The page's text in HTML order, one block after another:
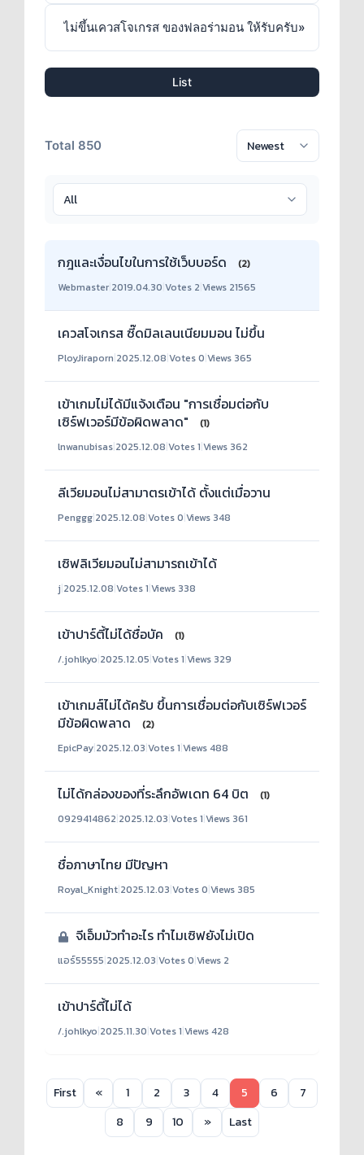
ไม่ขึ้นเควสโจเกรส ของฟลอร่ามอน ให้รับครับ»
List
Total 850
กฎและเงื่อนไขในการใช้เว็บบอร์ด
(2)
Webmaster 2019.04.30 Votes 2 Views 21565
เควสโจเกรส ซี๊ดมิลเลนเนียมมอน ไม่ขึ้น
PloyJiraporn|2025.12.08|Votes 0|Views 365
เข้าเกมไม่ได้มีแจ้งเตือน "การเชื่อมต่อกับ
เซิร์ฟเวอร์มีข้อผิดพลาด"
(1)
lnwanubisas|2025.12.08|Votes 1|Views 362
ลีเวียมอนไม่สามาตรเข้าได้ ตั้งแต่เมื่อวาน
Penggg|2025.12.08|Votes 0|Views 348
เซิฟลิเวียมอนไม่สามารถเข้าได้
j|2025.12.08|Votes 1|Views 338
เข้าปาร์ตี้ไม่ได้ชื่อบัค
(1)
/.johlkyo|2025.12.05|Votes 1|Views 329
เข้าเกมส์ไม่ได้ครับ ขึ้นการเชื่อมต่อกับเซิร์ฟเวอร์
มีข้อผิดพลาด
(2)
EpicPay|2025.12.03|Votes 1|Views 488
ไม่ได้กล่องของที่ระลึกอัพเดท 64 บิต
(1)
0929414862|2025.12.03|Votes 1|Views 361
ชื่อภาษาไทย มีปัญหา
Royal_Knight|2025.12.03|Votes 0|Views 385
จีเอ็มมัวทำอะไร ทำไมเซิฟยังไม่เปิด
แอร์55555|2025.12.03|Votes 0|Views 2
เข้าปาร์ตี้ไม่ได้
/.johlkyo|2025.11.30|Votes 1|Views 428
First « 1 2 3 4 5 6
7
8
9 10 » Last